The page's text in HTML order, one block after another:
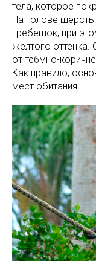
тела, которое
На голове
гребешок, при
желтого оттенка.
от те6мно-
Как правило,
мест обитания.